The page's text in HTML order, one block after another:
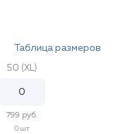
Таблица размеров
50 (XL)
799 руб.
0 шт